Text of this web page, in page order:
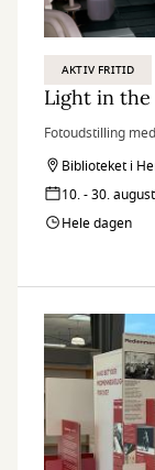
AKTIV FRITID
Light in the
Fotoudstilling
Biblioteket i
10. - 30.
Hele dagen